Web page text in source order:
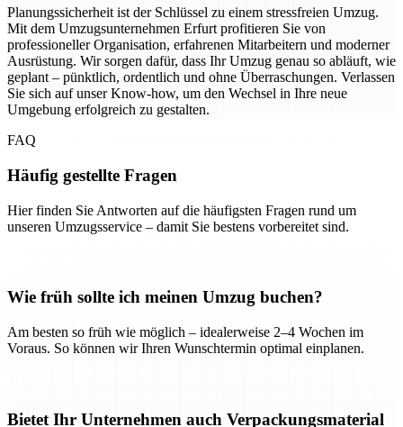
Planungssicherheit ist der Schlüssel zu einem stressfreien Umzug.
Mit dem Umzugsunternehmen Erfurt profitieren Sie von
professioneller Organisation, erfahrenen Mitarbeitern und moderner
Ausrüstung. Wir sorgen dafür, dass Ihr Umzug genau so abläuft, wie
geplant – pünktlich, ordentlich und ohne Überraschungen. Verlassen
Sie sich auf unser Know-how, um den Wechsel in Ihre neue
Umgebung erfolgreich zu gestalten.
FAQ
Häufig gestellte Fragen
Hier finden Sie Antworten auf die häufigsten Fragen rund um
unseren Umzugsservice – damit Sie bestens vorbereitet sind.
Wie früh sollte ich meinen Umzug buchen?
Am besten so früh wie möglich – idealerweise 2–4 Wochen im
Voraus. So können wir Ihren Wunschtermin optimal einplanen.
Bietet Ihr Unternehmen auch Verpackungsmaterial